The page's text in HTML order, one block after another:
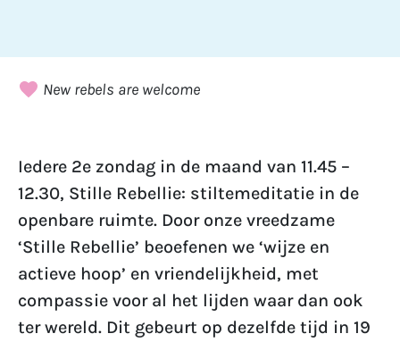
New rebels are welcome
Iedere 2e zondag in de maand van 11.45 –
12.30, Stille Rebellie: stiltemeditatie in de
openbare ruimte. Door onze vreedzame
‘Stille Rebellie’ beoefenen we ‘wijze en
actieve hoop’ en vriendelijkheid, met
compassie voor al het lijden waar dan ook
ter wereld. Dit gebeurt op dezelfde tijd in 19